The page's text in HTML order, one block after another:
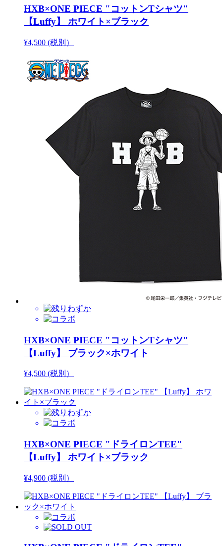
HXB×ONE PIECE "コットンTシャツ"
【Luffy】 ホワイト×ブラック
¥4,500 (税別）
HXB×ONE PIECE "コットンTシャツ"
【Luffy】 ブラック×ホワイト
¥4,500 (税別）
HXB×ONE PIECE "ドライロンTEE"
【Luffy】 ホワイト×ブラック
¥4,900 (税別）